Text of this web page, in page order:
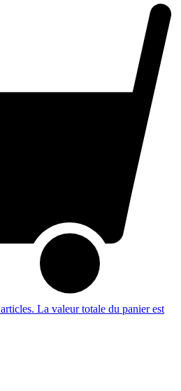
La valeur totale du panier est